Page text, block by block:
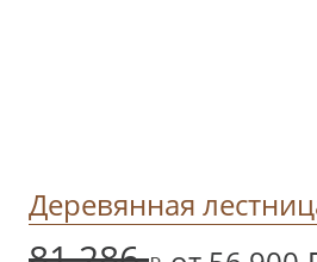
Деревянная